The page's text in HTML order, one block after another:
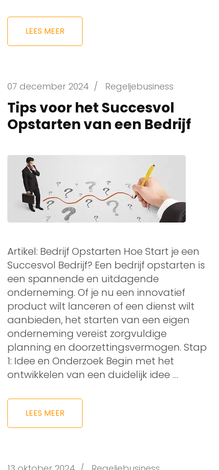
LEES MEER
07 december 2024 / Regeljebusiness
Tips voor het Succesvol
Opstarten van een Bedrijf
Artikel: Bedrijf Opstarten Hoe Start je een
Succesvol Bedrijf? Een bedrijf opstarten is
een spannende en uitdagende
onderneming. Of je nu een innovatief
product wilt lanceren of een dienst wilt
aanbieden, het starten van een eigen
onderneming vereist zorgvuldige
planning en doorzettingsvermogen. Stap
1: Idee en Onderzoek Begin met het
ontwikkelen van een duidelijk idee …
LEES MEER